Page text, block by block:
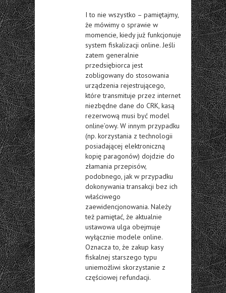
I to nie wszystko – pamiętajmy,
że mówimy o sprawie w
momencie, kiedy już funkcjonuje
system fiskalizacji online. Jeśli
zatem generalnie
przedsiębiorca jest
zobligowany do stosowania
urządzenia rejestrującego,
które transmituje przez internet
niezbędne dane do CRK, kasą
rezerwową musi być model
online’owy. W innym przypadku
(np. korzystania z technologii
posiadającej elektroniczną
kopię paragonów) dojdzie do
złamania przepisów,
podobnego, jak w przypadku
dokonywania transakcji bez ich
właściwego
zaewidencjonowania. Należy
też pamiętać, że aktualnie
ustawowa ulga obejmuje
wyłącznie modele online.
Oznacza to, że zakup kasy
fiskalnej starszego typu
uniemożliwi skorzystanie z
częściowej refundacji.